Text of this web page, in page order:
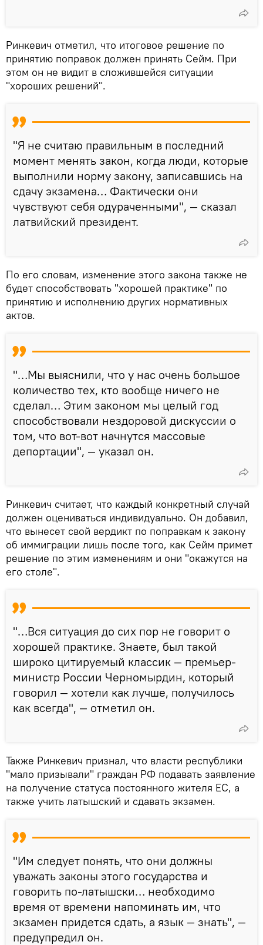
Ринкевич отметил, что итоговое решение по
принятию поправок должен принять Сейм. При
этом он не видит в сложившейся ситуации
"хороших решений".
"Я не считаю правильным в последний
момент менять закон, когда люди, которые
выполнили норму закону, записавшись на
сдачу экзамена… Фактически они
чувствуют себя одураченными", — сказал
латвийский президент.
По его словам, изменение этого закона также не
будет способствовать "хорошей практике" по
принятию и исполнению других нормативных
актов.
"…Мы выяснили, что у нас очень большое
количество тех, кто вообще ничего не
сделал… Этим законом мы целый год
способствовали нездоровой дискуссии о
том, что вот-вот начнутся массовые
депортации", — указал он.
Ринкевич считает, что каждый конкретный случай
должен оцениваться индивидуально. Он добавил,
что вынесет свой вердикт по поправкам к закону
об иммиграции лишь после того, как Сейм примет
решение по этим изменениям и они "окажутся на
его столе".
"…Вся ситуация до сих пор не говорит о
хорошей практике. Знаете, был такой
широко цитируемый классик — премьер-
министр России Черномырдин, который
говорил — хотели как лучше, получилось
как всегда", — отметил он.
Также Ринкевич признал, что власти республики
"мало призывали" граждан РФ подавать заявление
на получение статуса постоянного жителя ЕС, а
также учить латышский и сдавать экзамен.
"Им следует понять, что они должны
уважать законы этого государства и
говорить по-латышски… необходимо
время от времени напоминать им, что
экзамен придется сдать, а язык — знать", —
предупредил он.